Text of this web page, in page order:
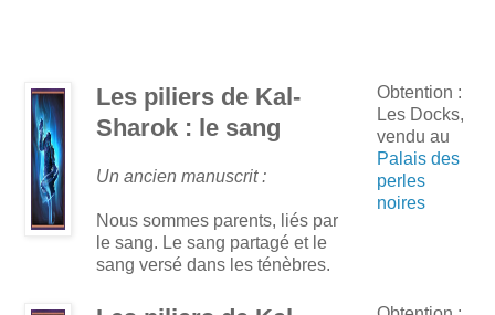
Les piliers de Kal-
Sharok : le sang
Un ancien manuscrit :
Nous sommes parents, liés par
le sang. Le sang partagé et le
sang versé dans les ténèbres.
Obtention :
Les Docks,
vendu au
Palais des
perles
noires